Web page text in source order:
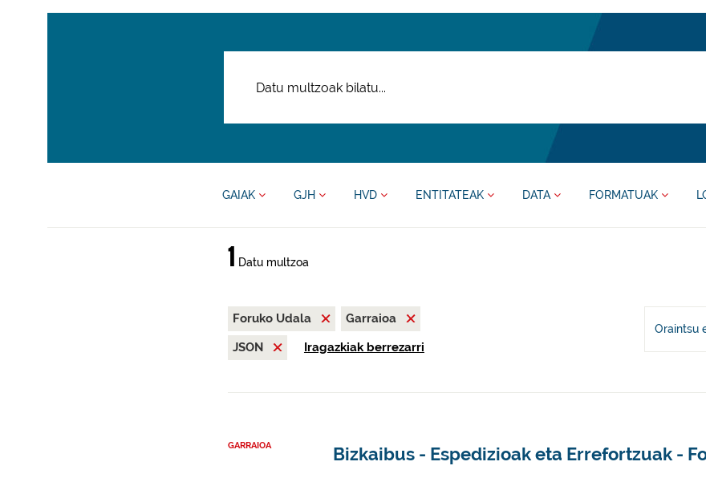
GAIAK GJH HVD ENTITATEAK DATA FORMATUAK
1 Datu multzoa
Foruko Udala
Garraioa
JSON
Iragazkiak berrezarri
Oraintsu
GARRAIOA Bizkaibus - Espedizioak eta Errefortzuak -